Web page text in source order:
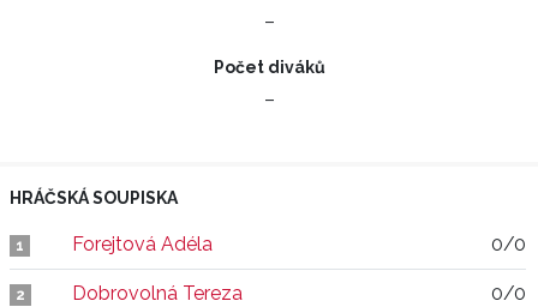
–
Počet diváků
–
HRÁČSKÁ SOUPISKA
1 Forejtová Adéla 0/0
2 Dobrovolná Tereza 0/0